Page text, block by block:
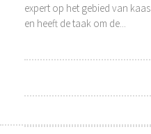
expert op het gebied van kaas
en heeft de taak om de...